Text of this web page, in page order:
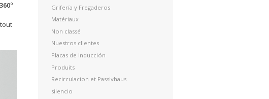
Grifería y Fregaderos
Matériaux
Non classé
Nuestros clientes
Placas de inducción
Produits
Recirculacion et Passivhaus
silencio